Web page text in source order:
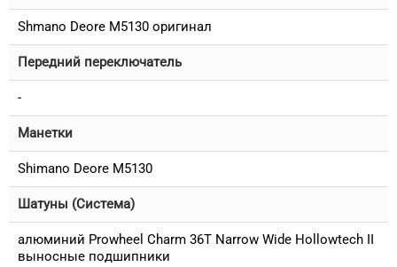
Shmano Deore M5130 оригинал
Передний переключатель
-
Манетки
Shimano Deore M5130
Шатуны (Система)
алюминий Prowheel Charm 36T Narrow Wide Hollowtech II
выносные подшипники